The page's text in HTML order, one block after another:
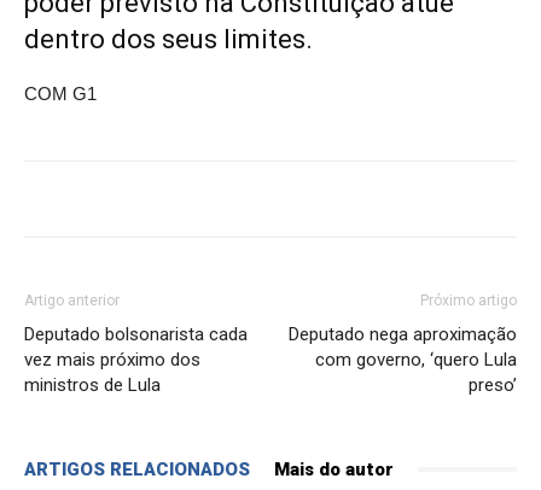
dentro dos seus limites.
COM G1
Artigo anterior
Deputado bolsonarista cada
vez mais próximo dos
ministros de Lula
Próximo artigo
Deputado nega aproximação
com governo, ‘quero Lula
preso’
ARTIGOS RELACIONADOS Mais do autor